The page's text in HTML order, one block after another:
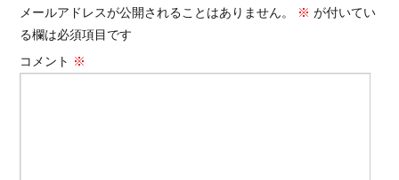
メールアドレスが公開されることはありません。 ※ が付いてい
る欄は必須項目です
コメント ※